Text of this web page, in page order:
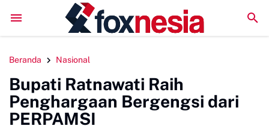
LPM Penalaran UNM Gelar Sidang Pleno, Evaluasi
Beranda Nasional
Bupati Ratnawati Raih
Penghargaan Bergengsi dari
PERPAMSI